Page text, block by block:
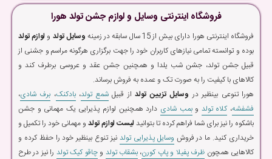
فروشگاه اینترنتی وسایل و لوازم جشن تولد هورا
فروشگاه اینترنتی هورا دارای بیش از 15 سال سابقه در زمینه وسایل تولد و لوازم تولد
بوده و توانسته تمامی نیازهای کاربران خود را جهت برگزاری هرگونه مراسم و جشنی از
قبیل جشن تولد، جشن شب یلدا و همچنین جشن عقد و عروسی برطرف کند و
کالاهای با کیفیت را به صورت تک و عمده به فروش برساند.
هورا تنوعی بینظیر در وسایل تزیین تولداز قبیلشمع تولد،بادکنک، برف شادی،
فشفشه،کلاه تولد وبمب شادی دارد همچنین لوازم پذیرایی یک مهمانی و جشن
باشکوه را نیز برای شما فراهم کرده تا بتوانیدلیست لوازم تولد و مهمانی خود را تکمیل و
خریداری کنید. ما در فروش وسایل پذیرایی تولد نیز تنوع بینظیر خود را حفظ کرده و
کالاهایی همچون ظرف پفیلا و پاپ کورن،بشقاب تولد وچاقو کیک تولد را نیز در طرح